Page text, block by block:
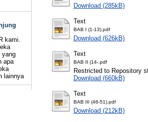
kami.
yang
apa
lainnya
Download (285kB)
Text
BAB I (1-13).pdf
Download (626kB)
Text
BAB II (14-.pdf
Restricted to Repository
Download (660kB)
Text
BAB III (46-51).pdf
Download (212kB)